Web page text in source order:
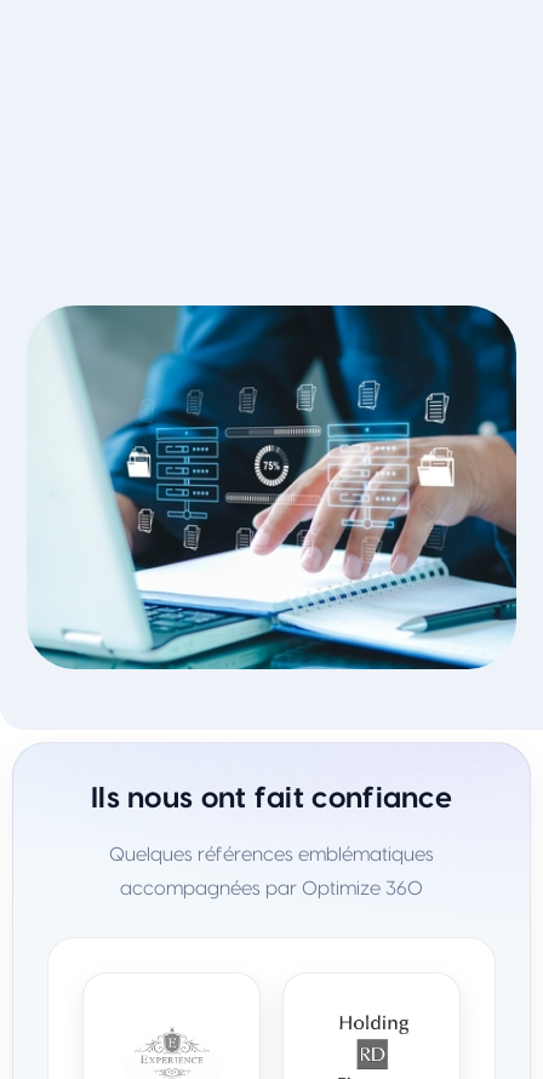
Ils nous ont fait confiance
Quelques références emblématiques
accompagnées par Optimize 360